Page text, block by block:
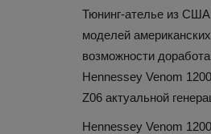
Тюнинг-ателье из
моделей
возможности
Hennessey Venom
Z06 актуальной
Hennessey Venom